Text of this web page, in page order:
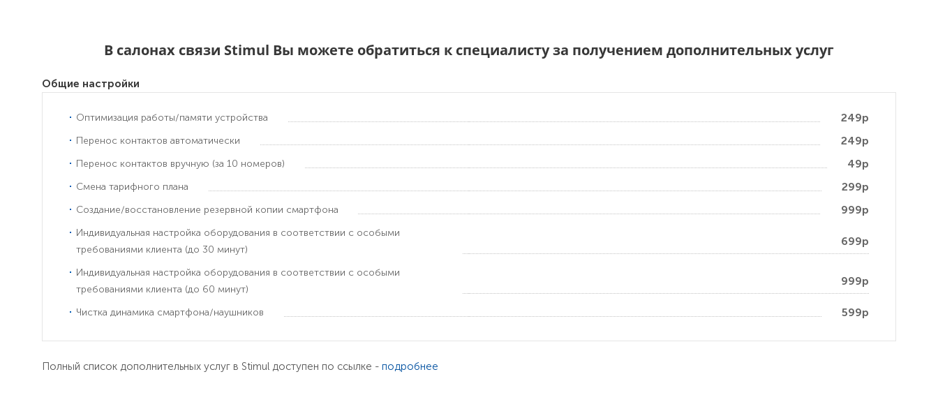
В салонах связи Stimul Вы можете обратиться к специалисту за получением дополнительных услуг
Общие настройки
Оптимизация работы/памяти устройства 249р
Перенос контактов автоматически 249р
Перенос контактов вручную (за 10 номеров) 49р
Смена тарифного плана 299р
Создание/восстановление резервной копии смартфона 999р
Индивидуальная настройка оборудования в соответствии с особыми
требованиями клиента (до 30 минут)
699р
Индивидуальная настройка оборудования в соответствии с особыми
требованиями клиента (до 60 минут)
999р
Чистка динамика смартфона/наушников 599р
Полный список дополнительных услуг в Stimul доступен по ссылке - подробнее